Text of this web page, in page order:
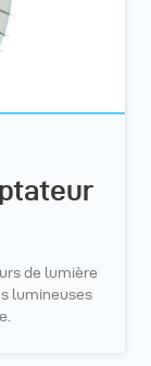
de lumière
lumineuses